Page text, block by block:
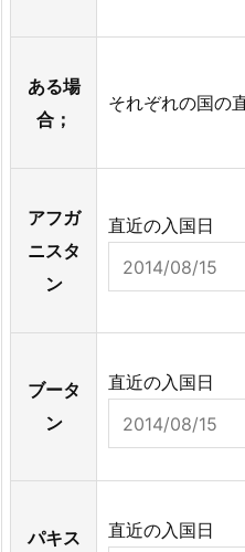
ある場
合；
それぞれの国の
アフガ
ニスタ
ン
直近の入国日
ブータ
ン
直近の入国日
パキス
直近の入国日